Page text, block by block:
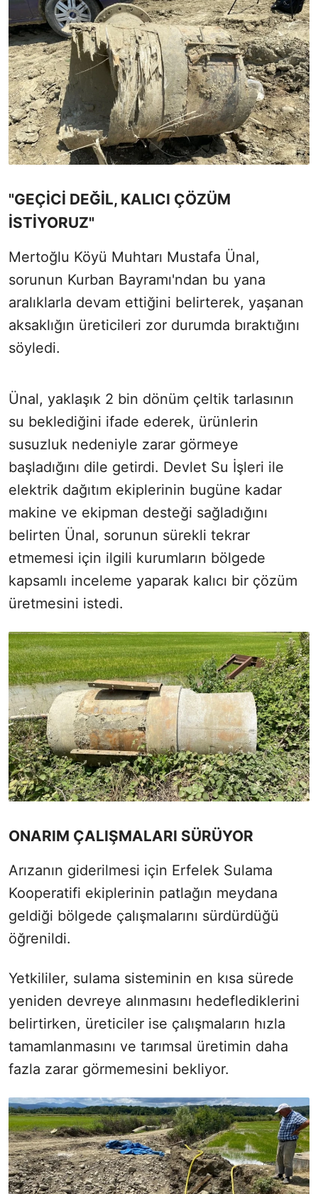
"GEÇİCİ DEĞİL, KALICI ÇÖZÜM
İSTİYORUZ"
Mertoğlu Köyü Muhtarı Mustafa Ünal,
sorunun Kurban Bayramı'ndan bu yana
aralıklarla devam ettiğini belirterek, yaşanan
aksaklığın üreticileri zor durumda bıraktığını
söyledi.
Ünal, yaklaşık 2 bin dönüm çeltik tarlasının
su beklediğini ifade ederek, ürünlerin
susuzluk nedeniyle zarar görmeye
başladığını dile getirdi. Devlet Su İşleri ile
elektrik dağıtım ekiplerinin bugüne kadar
makine ve ekipman desteği sağladığını
belirten Ünal, sorunun sürekli tekrar
etmemesi için ilgili kurumların bölgede
kapsamlı inceleme yaparak kalıcı bir çözüm
üretmesini istedi.
ONARIM ÇALIŞMALARI SÜRÜYOR
Arızanın giderilmesi için Erfelek Sulama
Kooperatifi ekiplerinin patlağın meydana
geldiği bölgede çalışmalarını sürdürdüğü
öğrenildi.
Yetkililer, sulama sisteminin en kısa sürede
yeniden devreye alınmasını hedeflediklerini
belirtirken, üreticiler ise çalışmaların hızla
tamamlanmasını ve tarımsal üretimin daha
fazla zarar görmemesini bekliyor.